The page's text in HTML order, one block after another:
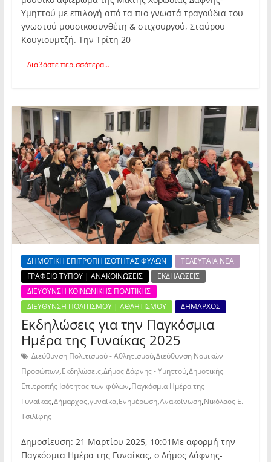
Υμηττού με επιλογή από τα πιο γνωστά τραγούδια του
γνωστού μουσικοσυνθέτη & στιχουργού, Σταύρου
Κουγιουμτζή. Την Τρίτη 20
Διαβάστε περισσότερα...
ΔΗΜΟΤΙΚΗ ΕΠΙΤΡΟΠΗ ΙΣΟΤΗΤΑΣ ΦΥΛΩΝ
ΤΕΛΕΥΤΑΙΑ ΝΕΑ
ΓΡΑΦΕΙΟ ΤΥΠΟΥ | ΑΝΑΚΟΙΝΩΣΕΙΣ
ΕΚΔΗΛΩΣΕΙΣ
ΔΙΕΥΘΥΝΣΗ ΚΟΙΝΩΝΙΚΗΣ ΠΟΛΙΤΙΚΗΣ
ΔΙΕΥΘΥΝΣΗ ΠΟΛΙΤΙΣΜΟΥ | ΑΘΛΗΤΙΣΜΟΥ
ΔΗΜΑΡΧΟΣ
Εκδηλώσεις για την Παγκόσμια
Ημέρα της Γυναίκας 2025
Διεύθυνση Πολιτισμού - Αθλητισμού,Διεύθυνση Νομικών
Προσώπων,Εκδηλώσεις,Δήμος Δάφνης - Υμηττού,Δημοτικής
Επιτροπής Ισότητας των φύλων,Παγκόσμια Ημέρα της
Γυναίκας,Δήμαρχος,γυναίκα,Ενημέρωση,Ανακοίνωση,Νικόλαος Ε.
Τσιλίφης
Δημοσίευση: 21 Μαρτίου 2025, 10:01Με αφορμή την
Παγκόσμια Ημέρα της Γυναίκας, ο Δήμος Δάφνης-